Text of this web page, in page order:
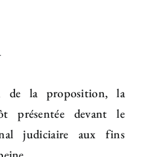
de la proposition, la
présentée devant le
judiciaire aux fins